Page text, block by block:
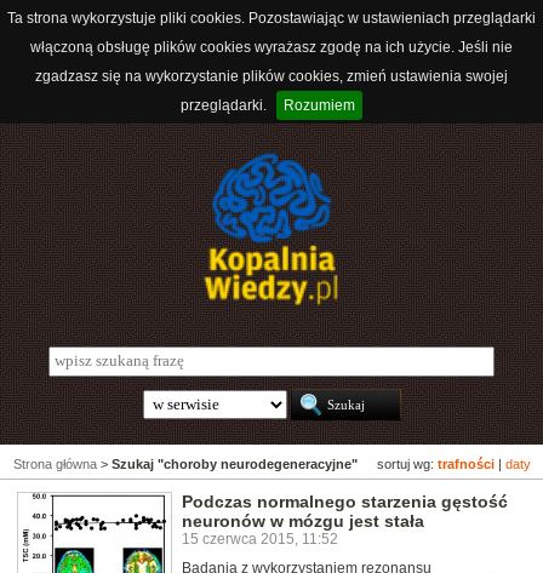
Ta strona wykorzystuje pliki cookies. Pozostawiając w ustawieniach przeglądarki
włączoną obsługę plików cookies wyrażasz zgodę na ich użycie. Jeśli nie
zgadzasz się na wykorzystanie plików cookies, zmień ustawienia swojej
przeglądarki.
Rozumiem
sortuj wg: trafności daty
Strona główna > Szukaj "choroby neurodegeneracyjne"
Podczas normalnego starzenia gęstość
neuronów w mózgu jest stała
15 czerwca 2015, 11:52
Badania z wykorzystaniem rezonansu